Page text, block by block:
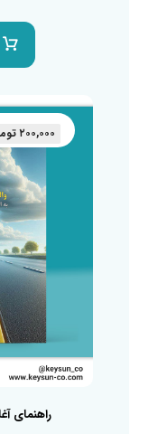
راهنمای
۲۰۰,۰۰۰